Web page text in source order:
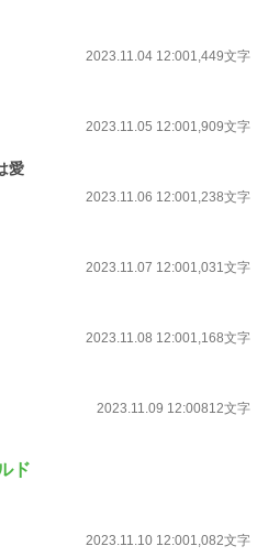
2023.11.04 12:001,449文字
2023.11.05 12:001,909文字
愛
2023.11.06 12:001,238文字
2023.11.07 12:001,031文字
2023.11.08 12:001,168文字
2023.11.09 12:00812文字
ド
2023.11.10 12:001,082文字